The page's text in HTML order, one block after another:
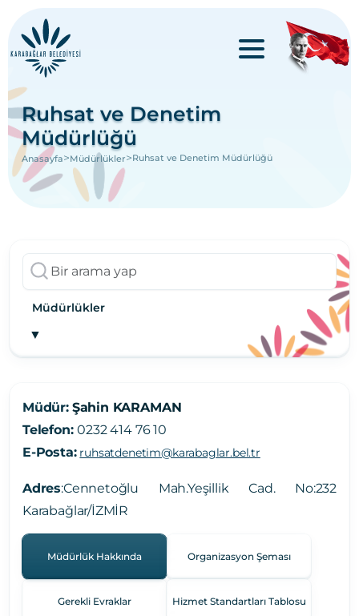
Ruhsat ve Denetim
Müdürlüğü
Anasayfa>Müdürlükler>Ruhsat ve Denetim Müdürlüğü
Müdürlükler
▼
Müdür: Şahin KARAMAN
Telefon:0232 414 76 10
E-Posta: ruhsatdenetim@karabaglar.bel.tr
Adres:Cennetoğlu Mah.Yeşillik Cad. No:232
Karabağlar/İZMİR
Müdürlük Hakkında Organizasyon Şeması
Gerekli Evraklar Hizmet Standartları Tablosu